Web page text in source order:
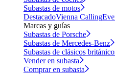
Subastas de motos
DestacadoVienna Calling
Marcas y guías
Subastas de Porsche
Subastas de Mercedes-Benz
Subastas de clásicos
Vender en subasta
Comprar en subasta